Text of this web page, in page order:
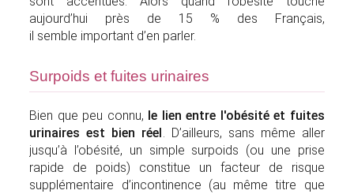
aujourd’hui près de 15 % des Français,
il semble important d’en parler.
Surpoids et fuites urinaires
Bien que peu connu, le lien entre l'obésité et fuites
urinaires est bien réel . D’ailleurs, sans même aller
jusqu’à l’obésité, un simple surpoids (ou une prise
rapide de poids) constitue un facteur de risque
supplémentaire d’incontinence (au même titre que